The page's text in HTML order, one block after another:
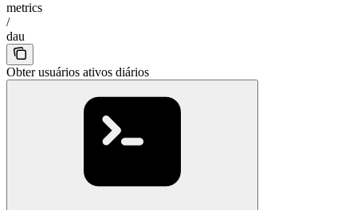
metrics
/
dau
Obter usuários ativos diários